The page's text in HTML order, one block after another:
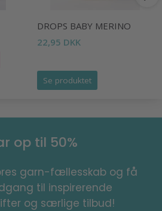
DROPS BABY MERINO
22,95 DKK
Se produktet
op til 50%
garn-fællesskab og få
til inspirerende
og særlige tilbud!